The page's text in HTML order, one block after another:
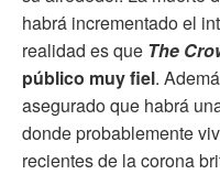
habrá incrementado el
realidad es que The
público muy fiel.
asegurado que habrá
donde probablemente
recientes de la corona